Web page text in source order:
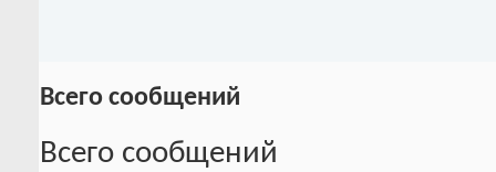
Всего сообщений
Всего сообщений